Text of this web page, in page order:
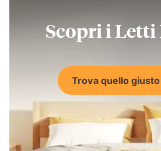
Scopri i Letti
Trova quello